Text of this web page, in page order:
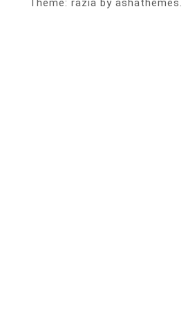
Theme: razia by ashathemes.